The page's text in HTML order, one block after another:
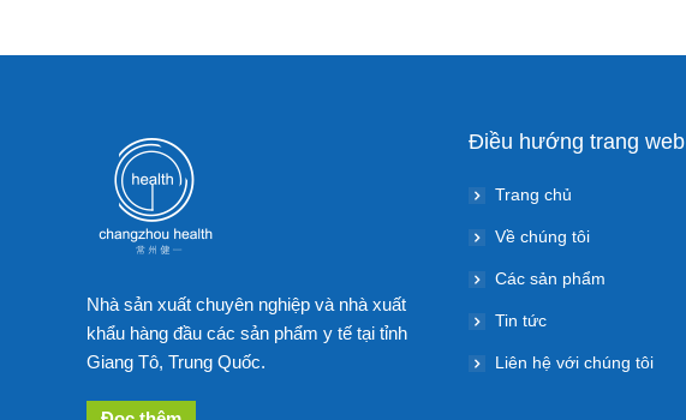
Nhà sản xuất chuyên nghiệp và nhà xuất
khẩu hàng đầu các sản phẩm y tế tại tỉnh
Giang Tô, Trung Quốc.
Điều hướng trang web
Trang chủ
Về chúng tôi
Các sản phẩm
Tin tức
Liên hệ với chúng tôi